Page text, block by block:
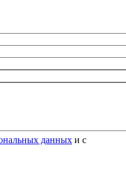
данных и с